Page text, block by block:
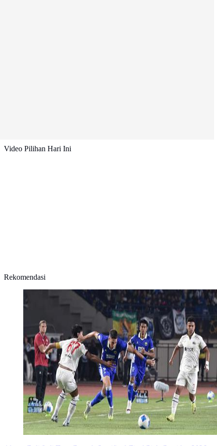
Video Pilihan Hari Ini
Rekomendasi